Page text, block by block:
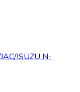
ISUZU N-